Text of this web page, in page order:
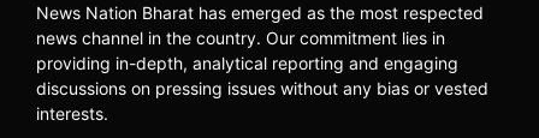
News Nation Bharat has emerged as the most respected
news channel in the country. Our commitment lies in
providing in-depth, analytical reporting and engaging
discussions on pressing issues without any bias or vested
interests.